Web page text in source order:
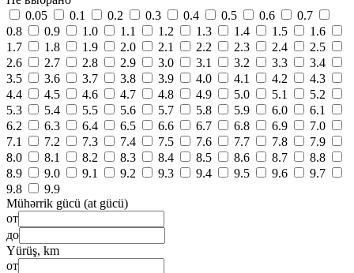
0.05
0.1 0.2 0.3 0.4 0.5 0.6
0.7
0.8
0.9 1.0 1.1 1.2 1.3 1.4 1.5
1.6
1.7
1.8 1.9 2.0 2.1 2.2 2.3 2.4
2.5
2.6
2.7 2.8 2.9 3.0 3.1 3.2 3.3
3.4
3.5
3.6 3.7 3.8 3.9 4.0 4.1 4.2
4.3
4.4
4.5 4.6 4.7 4.8 4.9 5.0 5.1
5.2
5.3
5.4 5.5 5.6 5.7 5.8 5.9 6.0
6.1
6.2
6.3 6.4 6.5 6.6 6.7 6.8 6.9
7.0
7.1
7.2 7.3 7.4 7.5 7.6 7.7 7.8
7.9
8.0
8.1 8.2 8.3 8.4 8.5 8.6 8.7
8.8
8.9
9.0 9.1 9.2 9.3 9.4 9.5 9.6
9.7
9.8
9.9
Mühərrik gücü (at gücü)
от
до
Yürüş, km
от